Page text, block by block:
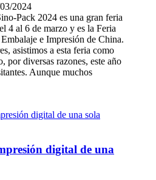
2024
Pack 2024 es una gran feria
4 al 6 de marzo y es la Feria
e Impresión de China.
asistimos a esta feria como
por diversas razones, este año
Aunque muchos
digital de una